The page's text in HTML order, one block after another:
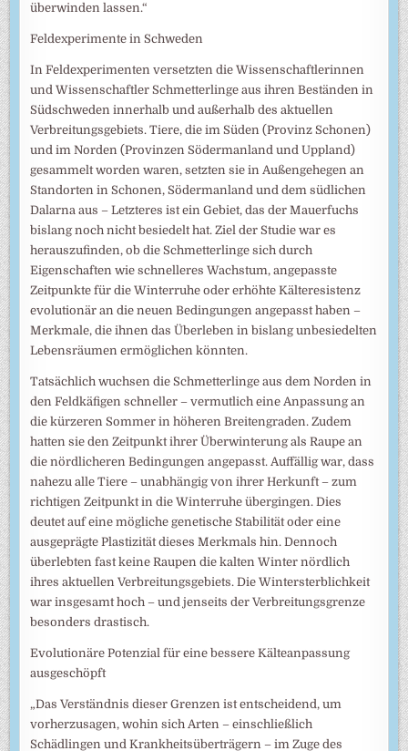
überwinden lassen.“
Feldexperimente in Schweden
In Feldexperimenten versetzten die Wissenschaftlerinnen
und Wissenschaftler Schmetterlinge aus ihren Beständen in
Südschweden innerhalb und außerhalb des aktuellen
Verbreitungsgebiets. Tiere, die im Süden (Provinz Schonen)
und im Norden (Provinzen Södermanland und Uppland)
gesammelt worden waren, setzten sie in Außengehegen an
Standorten in Schonen, Södermanland und dem südlichen
Dalarna aus – Letzteres ist ein Gebiet, das der Mauerfuchs
bislang noch nicht besiedelt hat. Ziel der Studie war es
herauszufinden, ob die Schmetterlinge sich durch
Eigenschaften wie schnelleres Wachstum, angepasste
Zeitpunkte für die Winterruhe oder erhöhte Kälteresistenz
evolutionär an die neuen Bedingungen angepasst haben –
Merkmale, die ihnen das Überleben in bislang unbesiedelten
Lebensräumen ermöglichen könnten.
Tatsächlich wuchsen die Schmetterlinge aus dem Norden in
den Feldkäfigen schneller – vermutlich eine Anpassung an
die kürzeren Sommer in höheren Breitengraden. Zudem
hatten sie den Zeitpunkt ihrer Überwinterung als Raupe an
die nördlicheren Bedingungen angepasst. Auffällig war, dass
nahezu alle Tiere – unabhängig von ihrer Herkunft – zum
richtigen Zeitpunkt in die Winterruhe übergingen. Dies
deutet auf eine mögliche genetische Stabilität oder eine
ausgeprägte Plastizität dieses Merkmals hin. Dennoch
überlebten fast keine Raupen die kalten Winter nördlich
ihres aktuellen Verbreitungsgebiets. Die Wintersterblichkeit
war insgesamt hoch – und jenseits der Verbreitungsgrenze
besonders drastisch.
Evolutionäre Potenzial für eine bessere Kälteanpassung
ausgeschöpft
„Das Verständnis dieser Grenzen ist entscheidend, um
vorherzusagen, wohin sich Arten – einschließlich
Schädlingen und Krankheitsüberträgern – im Zuge des